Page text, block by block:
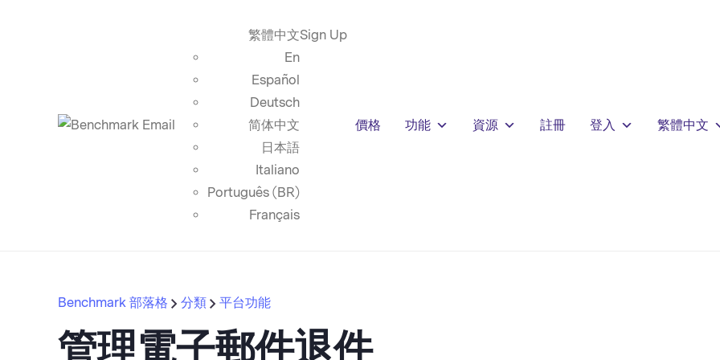
繁體中文
En
Español
Deutsch
简体中文
日本語
Italiano
Português (BR)
Français
Sign Up
價格 功能 資源 註冊 登入 繁體中文
Benchmark 部落格 分類 平台功能
管理電子郵件退件